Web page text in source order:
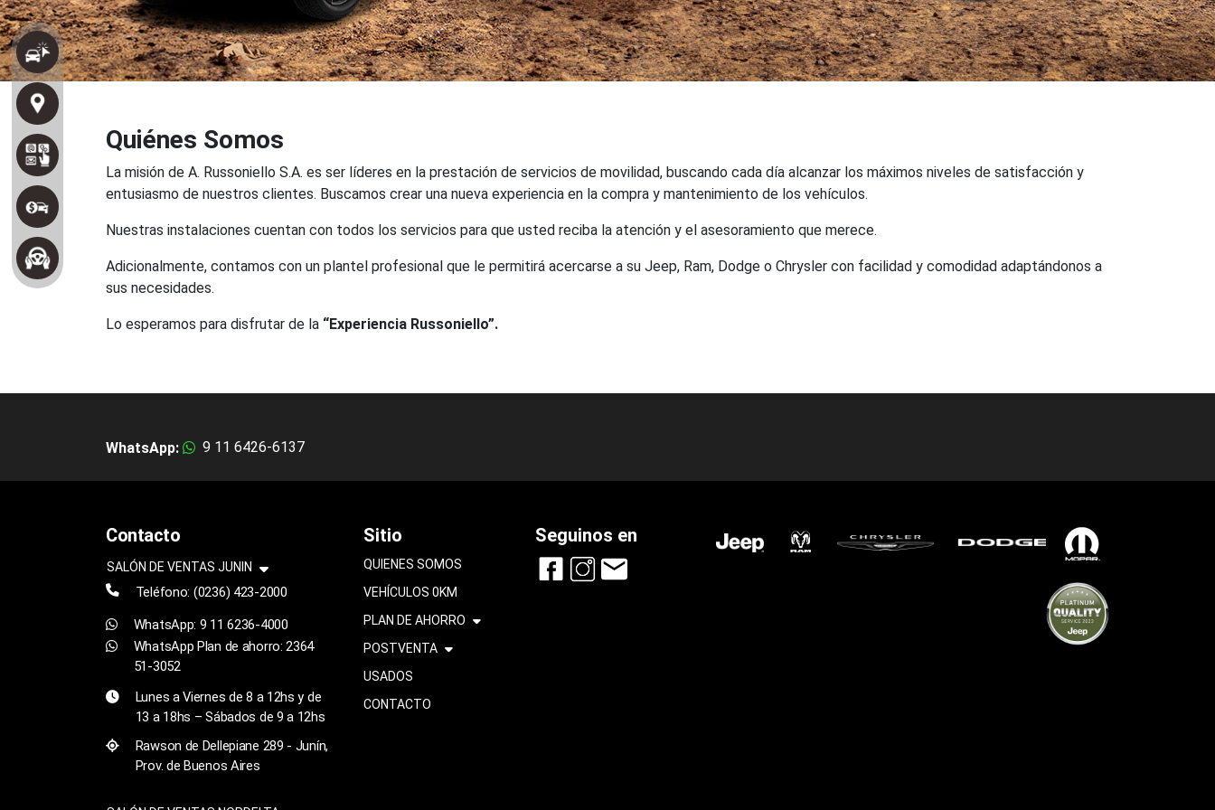
Quiénes Somos
La misión de A. Russoniello S.A. es ser líderes en la prestación de servicios de movilidad, buscando cada día alcanzar los máximos niveles de satisfacción y
entusiasmo de nuestros clientes. Buscamos crear una nueva experiencia en la compra y mantenimiento de los vehículos.
Nuestras instalaciones cuentan con todos los servicios para que usted reciba la atención y el asesoramiento que merece.
Adicionalmente, contamos con un plantel profesional que le permitirá acercarse a su Jeep, Ram, Dodge o Chrysler con facilidad y comodidad adaptándonos a
sus necesidades.
Lo esperamos para disfrutar de la “Experiencia Russoniello”.
WhatsApp: 9 11 6426-6137
Contacto
SALÓN DE VENTAS JUNIN
Teléfono: (0236) 423-2000
WhatsApp: 9 11 6236-4000
WhatsApp Plan de ahorro: 2364
51-3052
Lunes a Viernes de 8 a 12hs y de
13 a 18hs – Sábados de 9 a 12hs
Rawson de Dellepiane 289 - Junín,
Prov. de Buenos Aires
Sitio
QUIENES SOMOS
VEHÍCULOS 0KM
PLAN DE AHORRO
POSTVENTA
USADOS
CONTACTO
Seguinos en